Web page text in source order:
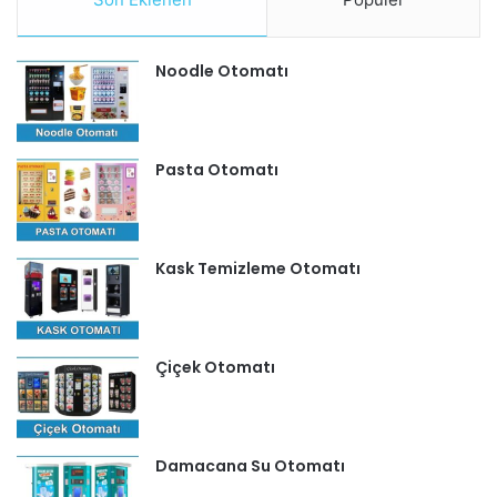
Noodle Otomatı
Pasta Otomatı
Kask Temizleme Otomatı
Çiçek Otomatı
Damacana Su Otomatı